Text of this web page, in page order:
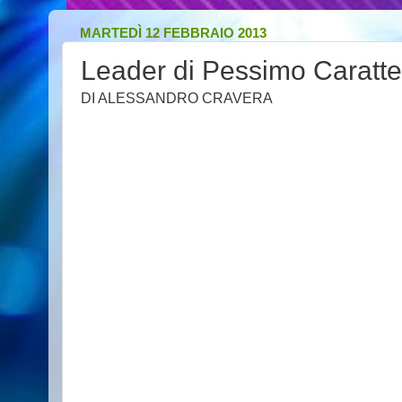
MARTEDÌ 12 FEBBRAIO 2013
Leader di Pessimo
DI ALESSANDRO CRAVERA